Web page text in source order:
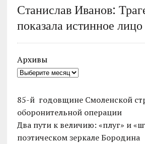
Станислав Иванов:
показала истинное
Архивы
85-й годовщине Смоленской
оборонительной операции
Два пути к величию: «плуг» и
поэтическом зеркале Бородина